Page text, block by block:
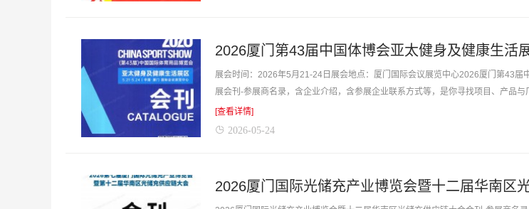
2026厦门第43届中国体博会亚太健身及健康生活
展会时间：2026年5月21-24日展会地点：厦门国际会议展览中心2026厦门第43届
展会刊-参展商名录，含企业介绍，含参展企业联系方式等，是你寻找项目、产品
奔西跑，你坐在家中你坐在家中也能寻找好的产品...
[查看详情]
2026-05-24